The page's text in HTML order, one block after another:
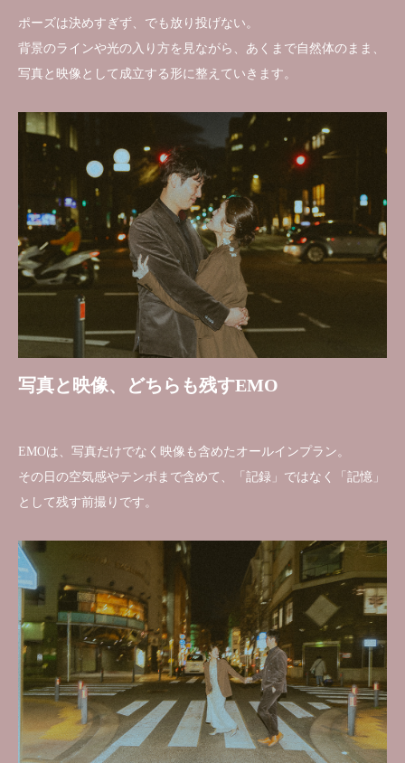
ポーズは決めすぎず、でも放り投げない。
背景のラインや光の入り方を見ながら、あくまで自然体のまま、
写真と映像として成立する形に整えていきます。
写真と映像、どちらも残すEMO
EMOは、写真だけでなく映像も含めたオールインプラン。
その日の空気感やテンポまで含めて、「記録」ではなく「記憶」
として残す前撮りです。